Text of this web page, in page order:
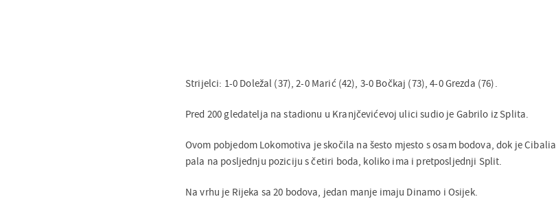
Strijelci: 1-0 Doležal (37), 2-0 Marić (42), 3-0 Bočkaj (73), 4-0 Grezda (76).
Pred 200 gledatelja na stadionu u Kranjčevićevoj ulici sudio je Gabrilo iz Splita.
Ovom pobjedom Lokomotiva je skočila na šesto mjesto s osam bodova, dok je Cibalia
pala na posljednju poziciju s četiri boda, koliko ima i pretposljednji Split.
Na vrhu je Rijeka sa 20 bodova, jedan manje imaju Dinamo i Osijek.